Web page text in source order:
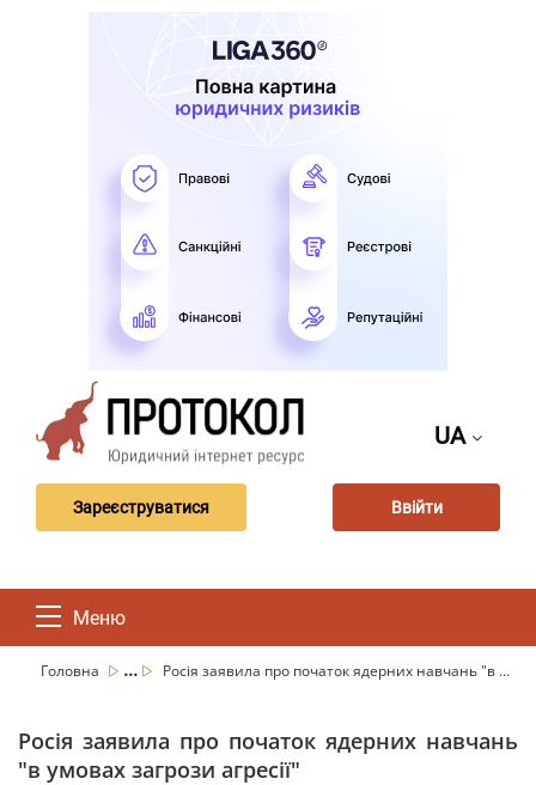
UA
Зареєструватися Ввійти
Меню
Головна ... Росія заявила про початок ядерних навчань "в ...
Росія заявила про початок ядерних навчань
"в умовах загрози агресії"